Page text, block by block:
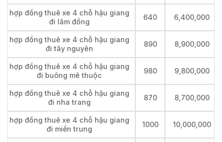
hợp đồng thuê xe 4 chỗ hậu giang
đi lâm đồng
640 6,400,000
hợp đồng thuê xe 4 chỗ hậu giang
đi tây nguyên
890 8,900,000
hợp đồng thuê xe 4 chỗ hậu giang
đi buông mê thuộc
980 9,800,000
hợp đồng thuê xe 4 chỗ hậu giang
đi nha trang
870 8,700,000
hợp đồng thuê xe 4 chỗ hậu giang
đi miền trung
1000 10,000,000